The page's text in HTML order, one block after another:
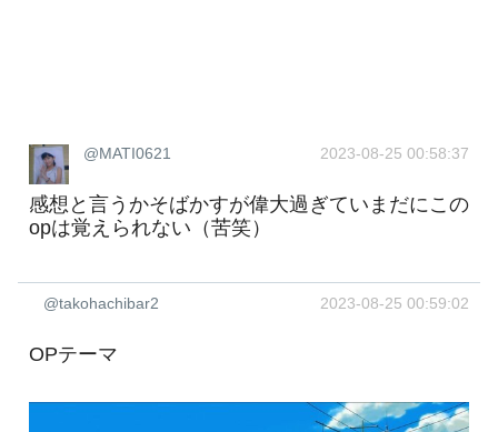
@MATI0621 2023-08-25 00:58:37
感想と言うかそばかすが偉大過ぎていまだにこの
opは覚えられない（苦笑）
@takohachibar2 2023-08-25 00:59:02
OPテーマ